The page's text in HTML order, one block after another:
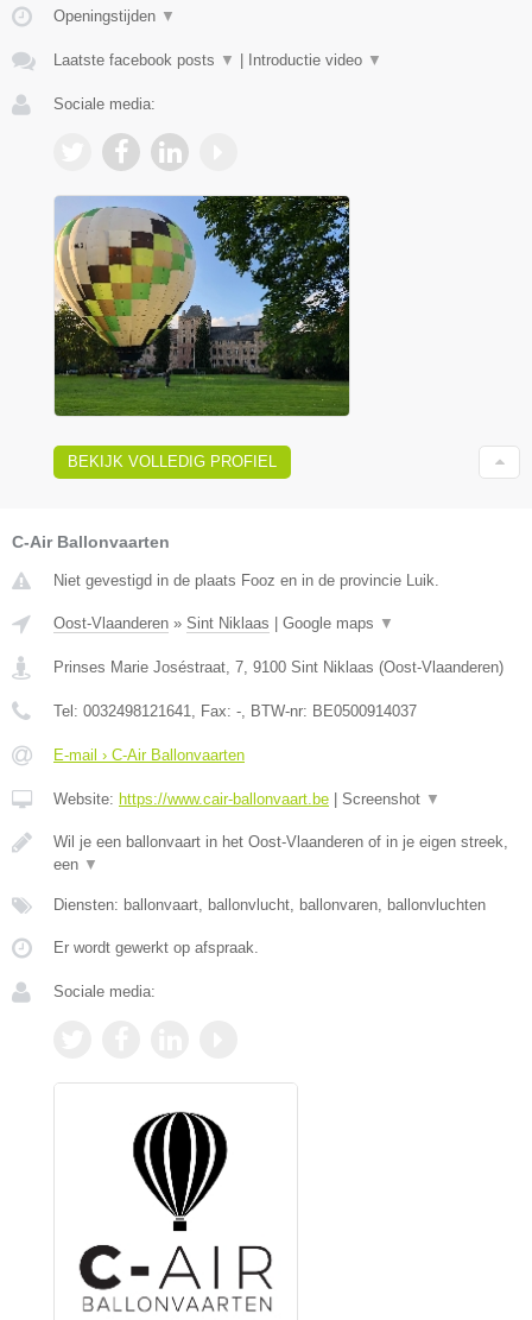
Openingstijden ▼
Laatste facebook posts ▼ | Introductie video ▼
Sociale media:
BEKIJK VOLLEDIG PROFIEL
C-Air Ballonvaarten
Niet gevestigd in de plaats Fooz en in de provincie Luik.
Oost-Vlaanderen » Sint Niklaas Google maps ▼
Prinses Marie Joséstraat, 7, 9100 Sint Niklaas (Oost-Vlaanderen)
Tel: 0032498121641, Fax: -, BTW-nr: BE0500914037
E-mail › C-Air Ballonvaarten
Website: https://www.cair-ballonvaart.be Screenshot ▼
Wil je een ballonvaart in het Oost-Vlaanderen of in je eigen streek,
een ▼
Diensten: ballonvaart, ballonvlucht, ballonvaren, ballonvluchten
Er wordt gewerkt op afspraak.
Sociale media: